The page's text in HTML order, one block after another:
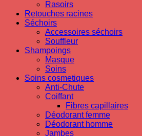
Rasoirs
Retouches racines
Séchoirs
Accessoires séchoirs
Souffleur
Shampoings
Masque
Soins
Soins cosmetiques
Anti-Chute
Coiffant
Fibres capillaires
Déodorant femme
Déodorant homme
Jambes